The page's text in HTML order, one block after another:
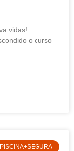
vidas!
o curso
PISCINA+SEGURA